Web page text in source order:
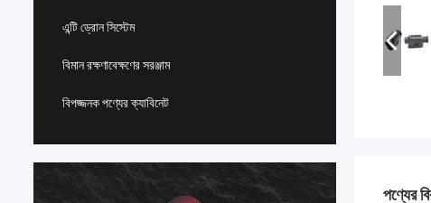
এন্টি ড্রোন সিস্টেম
বিমান রক্ষণাবেক্ষণের সরঞ্জাম
বিপজ্জনক পণ্যের ক্যাবিনেট
পণ্যের